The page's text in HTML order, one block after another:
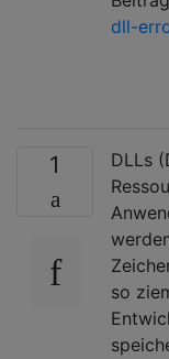
dll-
1
DLLs
so